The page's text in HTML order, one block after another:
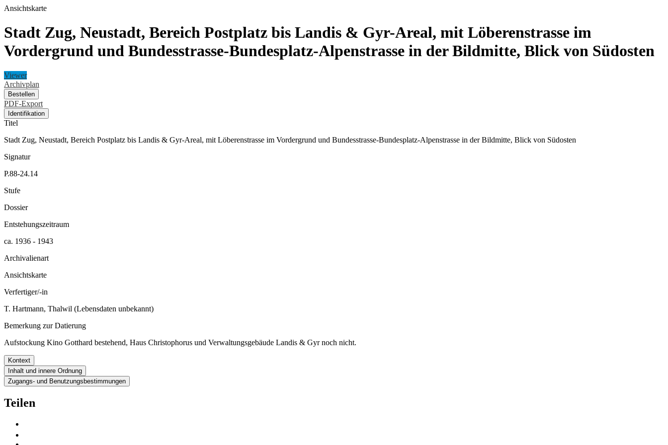
Ansichtskarte
Stadt Zug, Neustadt, Bereich Postplatz bis Landis & Gyr-Areal, mit Löberenstrasse im
Vordergrund und Bundesstrasse-Bundesplatz-Alpenstrasse in der Bildmitte, Blick von Südosten
Viewer
Archivplan
Bestellen
PDF-Export
Identifikation
Titel
Stadt Zug, Neustadt, Bereich Postplatz bis Landis & Gyr-Areal, mit Löberenstrasse im Vordergrund und Bundesstrasse-Bundesplatz-Alpenstrasse in der Bildmitte, Blick von Südosten
Signatur
P.88-24.14
Stufe
Dossier
Entstehungszeitraum
ca. 1936 - 1943
Archivalienart
Ansichtskarte
Verfertiger/-in
T. Hartmann, Thalwil (Lebensdaten unbekannt)
Bemerkung zur Datierung
Aufstockung Kino Gotthard bestehend, Haus Christophorus und Verwaltungsgebäude Landis & Gyr noch nicht.
Kontext
Inhalt und innere Ordnung
Zugangs- und Benutzungsbestimmungen
Teilen